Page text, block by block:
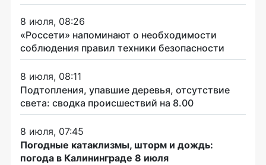
8 июля, 08:26
«Россети» напоминают о необходимости
соблюдения правил техники безопасности
8 июля, 08:11
Подтопления, упавшие деревья, отсутствие
света: сводка происшествий на 8.00
8 июля, 07:45
Погодные катаклизмы, шторм и дождь:
погода в Калининграде 8 июля